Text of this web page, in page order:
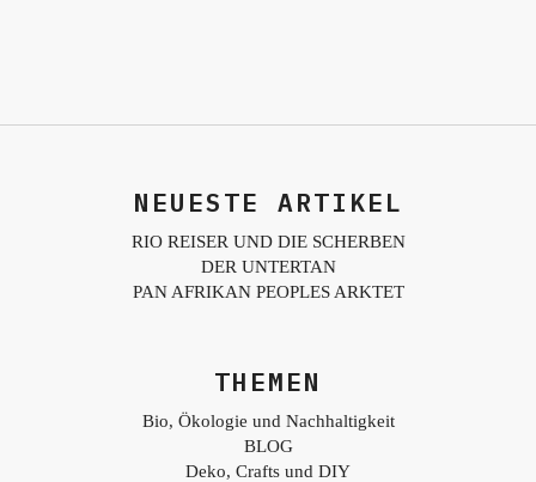
NEUESTE ARTIKEL
RIO REISER UND DIE SCHERBEN
DER UNTERTAN
PAN AFRIKAN PEOPLES ARKTET
THEMEN
Bio, Ökologie und Nachhaltigkeit
BLOG
Deko, Crafts und DIY